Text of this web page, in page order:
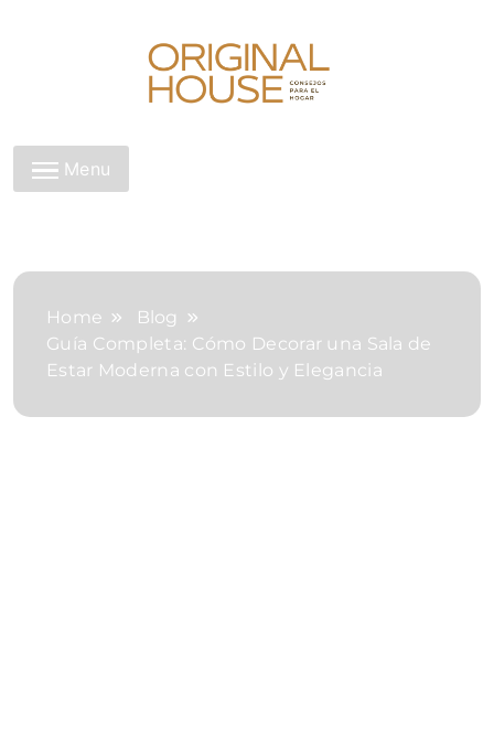
Original House
Menu
Home
Blog
Guía Completa: Cómo Decorar una Sala de
Estar Moderna con Estilo y Elegancia